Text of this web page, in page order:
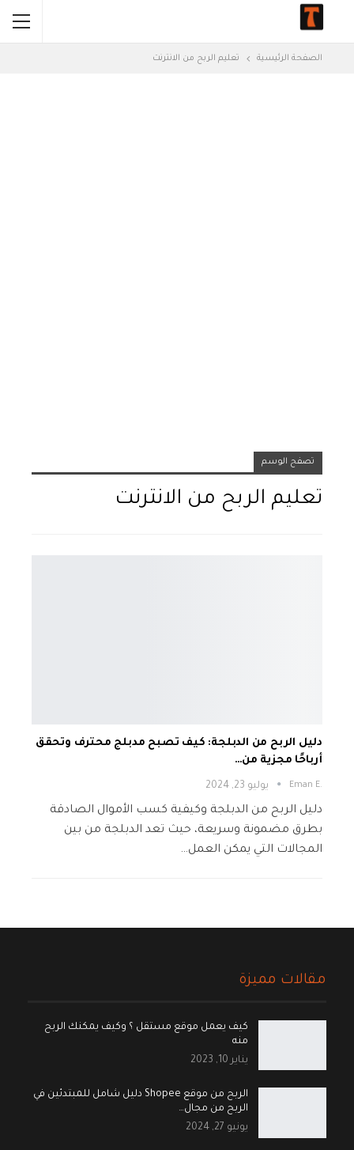
الصفحة الرئيسية تعليم الربح من الانترنت
تصفح الوسم
تعليم الربح من الانترنت
دليل الربح من الدبلجة: كيف تصبح مدبلج محترف وتحقق
أرباحًا مجزية من…
.Eman E يوليو 23, 2024
دليل الربح من الدبلجة وكيفية كسب الأموال الصادقة
بطرق مضمونة وسريعة، حيث تعد الدبلجة من بين
المجالات التي يمكن العمل…
مقالات مميزة
كيف يعمل موقع مستقل ؟ وكيف يمكنك الربح
منه
يناير 10, 2023
الربح من موقع Shopee دليل شامل للمبتدئين في
الربح من مجال…
يونيو 27, 2024